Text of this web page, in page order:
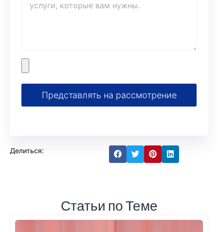
Представлять на рассмотрение
Делиться:
Статьи по Теме